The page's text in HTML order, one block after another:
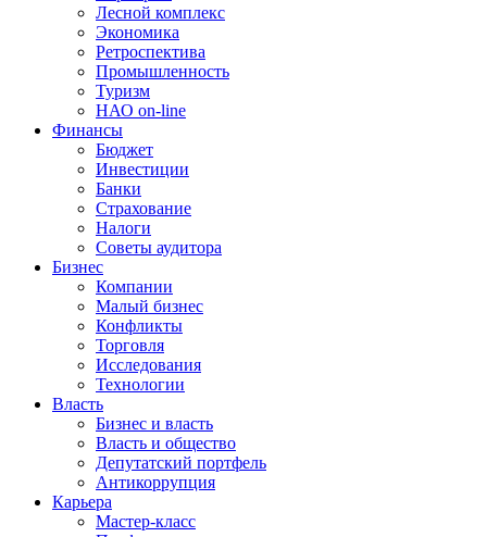
Лесной комплекс
Экономика
Ретроспектива
Промышленность
Туризм
НАО on-line
Финансы
Бюджет
Инвестиции
Банки
Страхование
Налоги
Советы аудитора
Бизнес
Компании
Малый бизнес
Конфликты
Торговля
Исследования
Технологии
Власть
Бизнес и власть
Власть и общество
Депутатский портфель
Антикоррупция
Карьера
Мастер-класс